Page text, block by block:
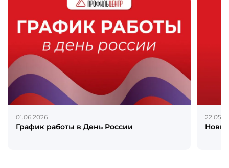
01.06.2026
График работы в День России